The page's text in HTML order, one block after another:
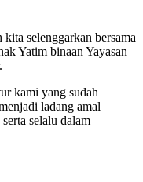
selenggarkan bersama
Yatim binaan Yayasan
kami yang sudah
ladang amal
selalu dalam